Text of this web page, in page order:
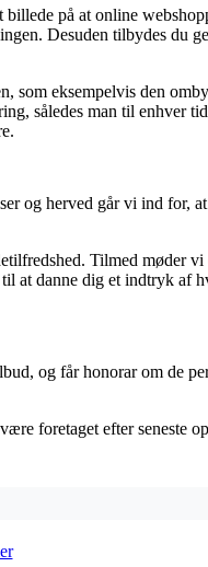
på at online
Desuden tilbydes du
som eksempelvis den
således man til enhver
og herved går vi ind for,
Tilmed møder
at danne dig et indtryk af
og får honorar om de
foretaget efter seneste